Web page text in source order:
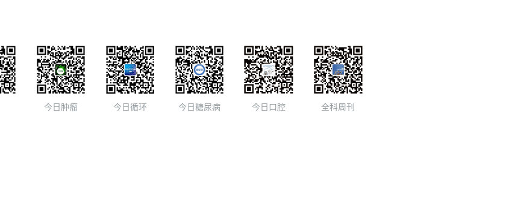
今日肿瘤 今日循环 今日糖尿病 今日口腔 全科周刊